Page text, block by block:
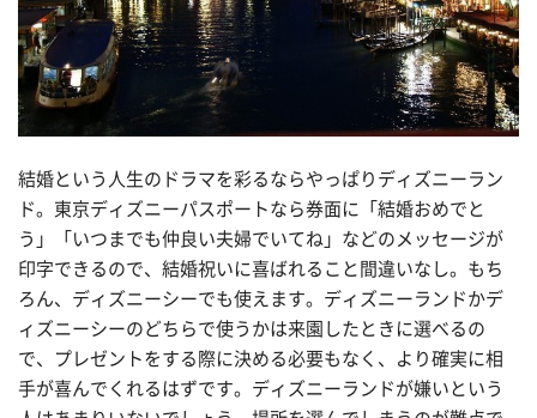
結婚という人生のドラマを彩るならやっぱりディズニーラン
ド。東京ディズニーパスポートなら券面に「結婚おめでと
う」「いつまでも仲良い夫婦でいてね」などのメッセージが
印字できるので、結婚祝いに喜ばれること間違いなし。もち
ろん、ディズニーシーでも使えます。ディズニーランドかデ
ィズニーシーのどちらで使うかは来園したときに選べるの
で、プレゼントをする際に決める必要もなく、より確実に相
手が喜んでくれるはずです。ディズニーランドが嫌いという